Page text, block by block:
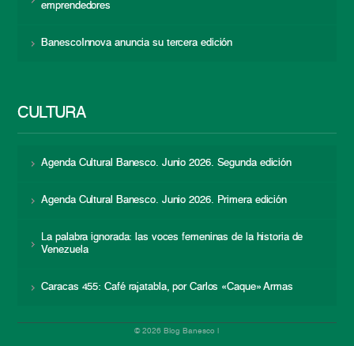
emprendedores
BanescoInnova anuncia su tercera edición
CULTURA
Agenda Cultural Banesco. Junio 2026. Segunda edición
Agenda Cultural Banesco. Junio 2026. Primera edición
La palabra ignorada: las voces femeninas de la historia de
Venezuela
Caracas 455: Café rajatabla, por Carlos «Caque» Armas
© 2026 Blog Banesco |